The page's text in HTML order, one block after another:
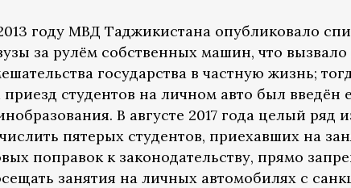
году МВД Таджикистана опубликовало
за рулём собственных машин, что
государства в частную жизнь;
приезд студентов на личном авто был введён
В августе 2017 года целый
пятерых студентов, приехавших на
поправок к законодательству, прямо
занятия на личных автомобилях с